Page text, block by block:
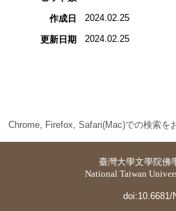
作成日 2024.02.25
更新日期 2024.02.25
Chrome, Firefox, Safari(Mac)での検索を
臺灣大學文學院佛
National Taiwan
doi:10.6681/